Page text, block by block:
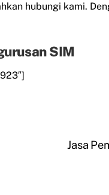
hubungi kami.
SIM
Jasa